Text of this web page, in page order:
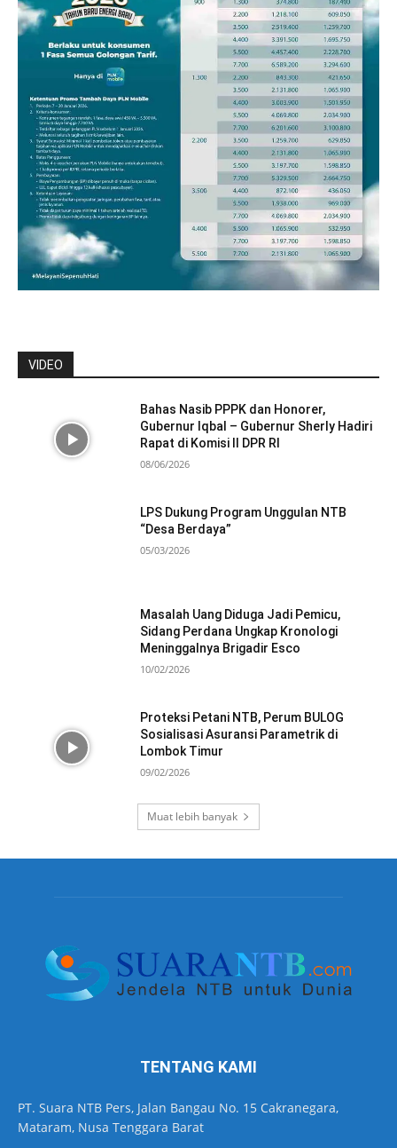
VIDEO
Bahas Nasib PPPK dan Honorer,
Gubernur Iqbal – Gubernur Sherly Hadiri
Rapat di Komisi II DPR RI
08/06/2026
LPS Dukung Program Unggulan NTB
“Desa Berdaya”
05/03/2026
Masalah Uang Diduga Jadi Pemicu,
Sidang Perdana Ungkap Kronologi
Meninggalnya Brigadir Esco
10/02/2026
Proteksi Petani NTB, Perum BULOG
Sosialisasi Asuransi Parametrik di
Lombok Timur
09/02/2026
Muat lebih banyak
TENTANG KAMI
PT. Suara NTB Pers, Jalan Bangau No. 15 Cakranegara,
Mataram, Nusa Tenggara Barat